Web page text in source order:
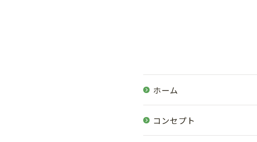
ホーム
コンセプト